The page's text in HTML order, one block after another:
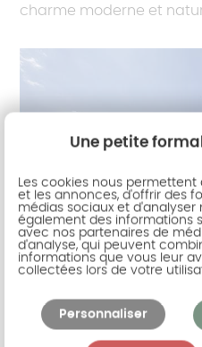
charme moderne et
Une petite
Les cookies nous
et les annonces, d'offrir des
médias sociaux et
également des informations
avec nos partenaires de
d'analyse, qui peuvent
informations que vous leur
collectées lors de votre
Personnaliser